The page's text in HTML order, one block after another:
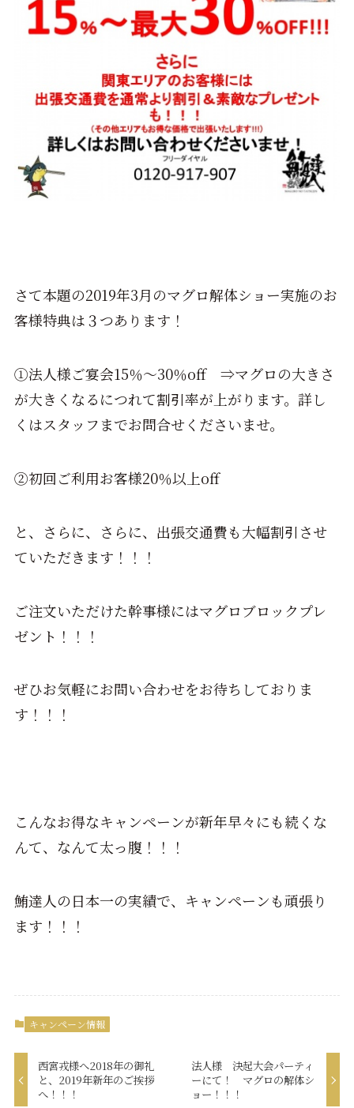
さて本題の2019年3月のマグロ解体ショー実施のお
客様特典は３つあります！
①法人様ご宴会15％～30％off ⇒マグロの大きさ
が大きくなるにつれて割引率が上がります。詳し
くはスタッフまでお問合せくださいませ。
②初回ご利用お客様20％以上off
と、さらに、さらに、出張交通費も大幅割引させ
ていただきます！！！
ご注文いただけた幹事様にはマグロブロックプレ
ゼント！！！
ぜひお気軽にお問い合わせをお待ちしておりま
す！！！
こんなお得なキャンペーンが新年早々にも続くな
んて、なんて太っ腹！！！
鮪達人の日本一の実績で、キャンペーンも頑張り
ます！！！
キャンペーン情報
西宮戎様へ2018年の御礼
と、2019年新年のご挨拶
へ！！！
法人様 決起大会パーティ
ーにて！ マグロの解体シ
ョー！！！